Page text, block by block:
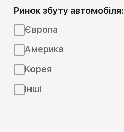
Ринок збуту автомобіля:
Європа
Америка
Корея
Інші